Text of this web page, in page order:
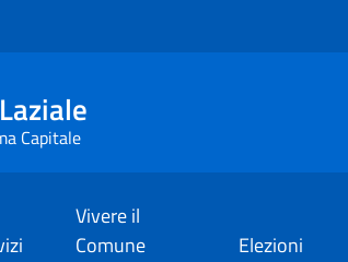
Capitale
Vivere il
Comune
Elezioni